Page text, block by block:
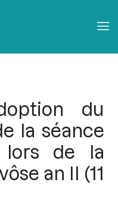
du
la séance
lors de la
an II (11